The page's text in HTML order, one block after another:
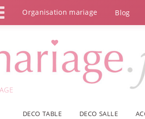
Organisation mariage Blog
DECO TABLE DECO SALLE
cookies